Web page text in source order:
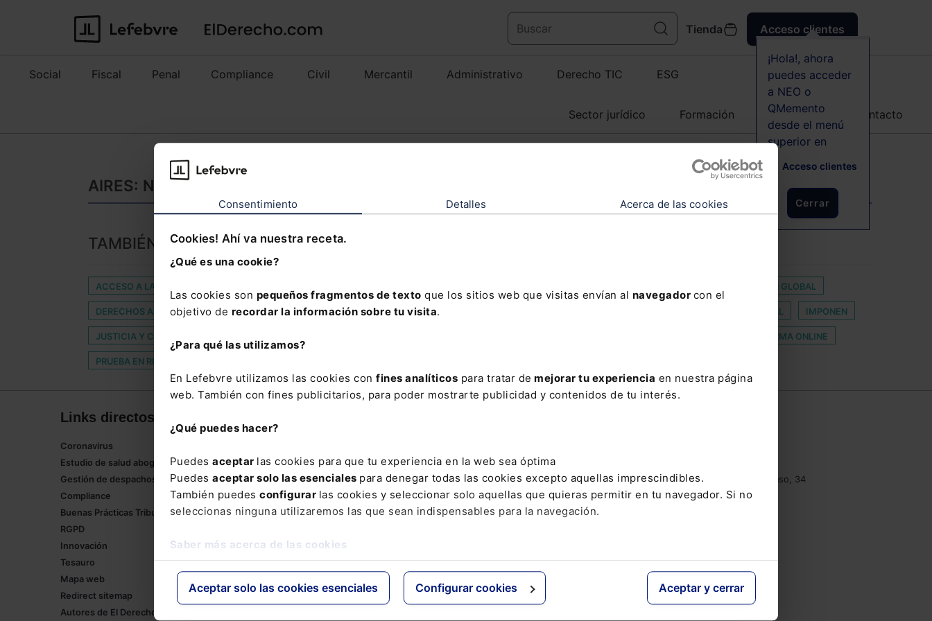
Consentimiento Detalles Acerca de las cookies
Cookies! Ahí va nuestra receta.
¿Qué es una cookie?
Las cookies son pequeños fragmentos de texto que los sitios web que visitas envían al navegador con el
objetivo de recordar la información sobre tu visita.
¿Para qué las utilizamos?
En Lefebvre utilizamos las cookies con fines analíticos para tratar de mejorar tu experiencia en nuestra página
web. También con fines publicitarios, para poder mostrarte publicidad y contenidos de tu interés.
¿Qué puedes hacer?
Puedes aceptar las cookies para que tu experiencia en la web sea óptima
Puedes aceptar solo las esenciales para denegar todas las cookies excepto aquellas imprescindibles.
También puedes configurar las cookies y seleccionar solo aquellas que quieras permitir en tu navegador. Si no
seleccionas ninguna utilizaremos las que sean indispensables para la navegación.
Saber más acerca de las cookies
Aceptar solo las cookies esenciales Configurar cookies Aceptar y cerrar
Tienda Acceso clientes
¡Hola!, ahora
puedes acceder
a NEO o
QMemento
desde el menú
superior en
Acceso clientes
Cerrar
Social Fiscal Penal Compliance Civil Mercantil Administrativo Derecho TIC ESG
Sector jurídico Formación Agenda Contacto
AIRES: NOTICIAS DE ÚLTIMA HORA Y ACTUALIDAD
TAMBIÉN TE PUEDE INTERESAR
ACCESO A LA JUSTICIA DIGITAL CERTIFICACIÓN GLOBAL
DERECHOS ARCO DESISITIMIENTO DE COMPRA EMOJI FAMILIAS NUMEROSAS GANANCIA PATRIMONIAL IMPONEN
JUSTICIA Y COMUNICACIÓN PLATAFORMA ONLINE
PRUEBA EN REVISIÓN
Links directos
Coronavirus
Estudio de salud abogacía
Gestión de despachos
Compliance
Buenas Prácticas Tributarias
RGPD
Innovación
Tesauro
Mapa web
Redirect sitemap
Autores de El Derecho
Tienda online
Formación
Empleos
Espaciopymes.com
Blog de Actualidad
Monasterios de Suso y Yuso, 34
28049 Madrid